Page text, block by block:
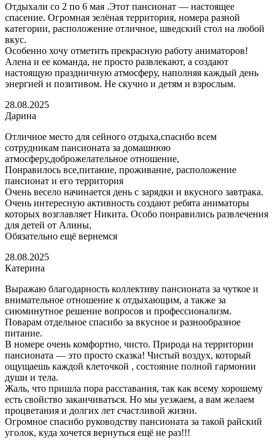
Отдыхали со 2 по 6 мая .Этот пансионат — настоящее
спасение. Огромная зелёная территория, номера разной
категории, расположение отличное, шведский стол на любой
вкус.
Особенно хочу отметить прекрасную работу аниматоров!
Алена и ее команда, не просто развлекают, а создают
настоящую праздничную атмосферу, наполняя каждый день
энергией и позитивом. Не скучно и детям и взрослым.
28.08.2025
Дарина
Отличное место для сейного отдыха,спасибо всем
сотрудникам пансионата за домашнюю
атмосферу,доброжелательное отношение,
Понравилось все,питание, проживание, расположение
пансионат и его территория
Очень весело начинается день с зарядки и вкусного завтрака.
Очень интересную активность создают ребята аниматоры
которых возглавляет Никита. Особо понравились развлечения
для детей от Алины,
Обязательно ещё вернемся
28.08.2025
Катерина
Выражаю благодарность коллективу пансионата за чуткое и
внимательное отношение к отдыхающим, а также за
сиюминутное решение вопросов и профессионализм.
Поварам отдельное спасибо за вкусное и разнообразное
питание.
В номере очень комфортно, чисто. Природа на территории
пансионата — это просто сказка! Чистый воздух, который
ощущаешь каждой клеточкой , состояние полной гармонии
души и тела.
Жаль, что пришла пора расставания, так как всему хорошему
есть свойство заканчиваться. Но мы уезжаем, а вам желаем
процветания и долгих лет счастливой жизни.
Огромное спасибо руководству пансионата за такой райский
уголок, куда хочется вернуться ещё не раз!!!